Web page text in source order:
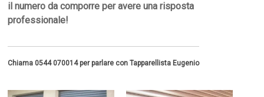
il numero da comporre per avere una risposta
professionale!
Chiama 0544 070014 per parlare con Tapparellista Eugenio